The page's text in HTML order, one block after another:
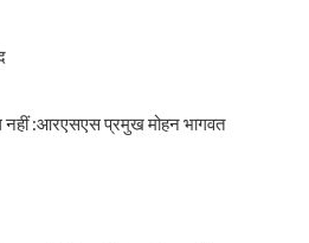
नहीं :आरएसएस प्रमुख मोहन भागवत